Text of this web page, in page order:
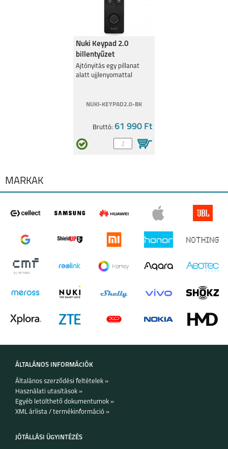
Nuki Keypad 2.0
billentyűzet
ujjlenyomatolvasóval
Ajtónyitás egy pillanat
alatt ujjlenyomattal
NUKI-KEYPAD2.0-BK
Bruttó: 61 990 Ft
MÁRKÁK
ÁLTALÁNOS INFORMÁCIÓK
Általános szerződési feltételek »
Használati utasítások »
Egyéb letölthető dokumentumok »
XML árlista / termékinformáció »
JÓTÁLLÁSI ÜGYINTÉZÉS